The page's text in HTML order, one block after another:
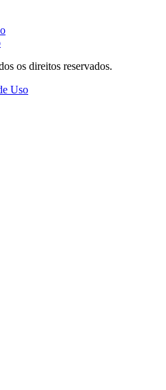
os direitos reservados.
Uso